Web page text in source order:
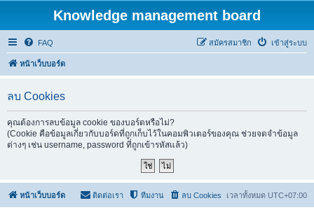
Knowledge management board
FAQ เข้าสู่ระบบ
สมัครสมาชิก
หน้าเว็บบอร์ด
ลบ Cookies
คุณต้องการลบข้อมูล cookie ของบอร์ดหรือไม่?
(Cookie คือข้อมูลเกี่ยวกับบอร์ดที่ถูกเก็บไว้ในคอมพิวเตอร์ของคุณ ช่วยจดจำข้อมูล
ต่างๆ เช่น username, password ที่ถูกเข้ารหัสแล้ว)
หน้าเว็บบอร์ด เวลาทั้งหมด UTC+07:00
ลบ Cookies
ทีมงาน
ติดต่อเรา